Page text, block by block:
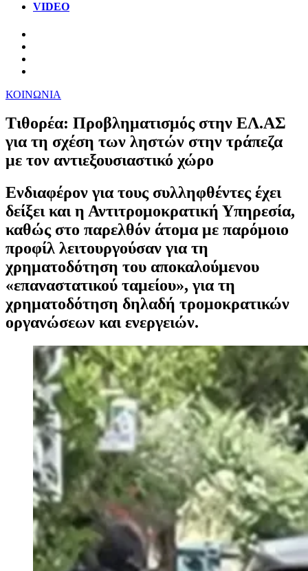
VIDEO
ΚΟΙΝΩΝΙΑ
Τιθορέα: Προβληματισμός στην ΕΛ.ΑΣ
για τη σχέση των ληστών στην τράπεζα
με τον αντιεξουσιαστικό χώρο
Ενδιαφέρον για τους συλληφθέντες έχει
δείξει και η Αντιτρομοκρατική Υπηρεσία,
καθώς στο παρελθόν άτομα με παρόμοιο
προφίλ λειτουργούσαν για τη
χρηματοδότηση του αποκαλούμενου
«επαναστατικού ταμείου», για τη
χρηματοδότηση δηλαδή τρομοκρατικών
οργανώσεων και ενεργειών.